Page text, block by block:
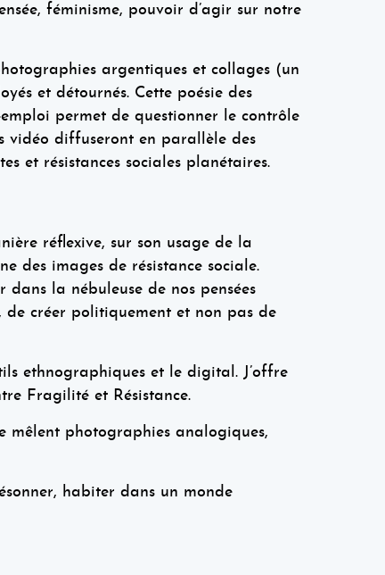
féminisme, pouvoir d’agir sur notre
argentiques et collages (un
et détournés. Cette poésie des
permet de questionner le contrôle
vidéo diffuseront en parallèle des
et résistances sociales planétaires.
réflexive, sur son usage de la
des images de résistance sociale.
la nébuleuse de nos pensées
créer politiquement et non pas de
ethnographiques et le digital. J’offre
Fragilité et Résistance.
mêlent photographies analogiques,
habiter dans un monde